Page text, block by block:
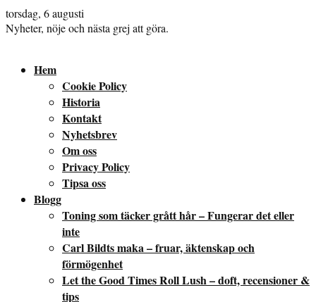
torsdag, 6 augusti
Nyheter, nöje och nästa grej att göra.
Hem
Cookie Policy
Historia
Kontakt
Nyhetsbrev
Om oss
Privacy Policy
Tipsa oss
Blogg
Toning som täcker grått hår – Fungerar det eller
inte
Carl Bildts maka – fruar, äktenskap och
förmögenhet
Let the Good Times Roll Lush – doft, recensioner &
tips